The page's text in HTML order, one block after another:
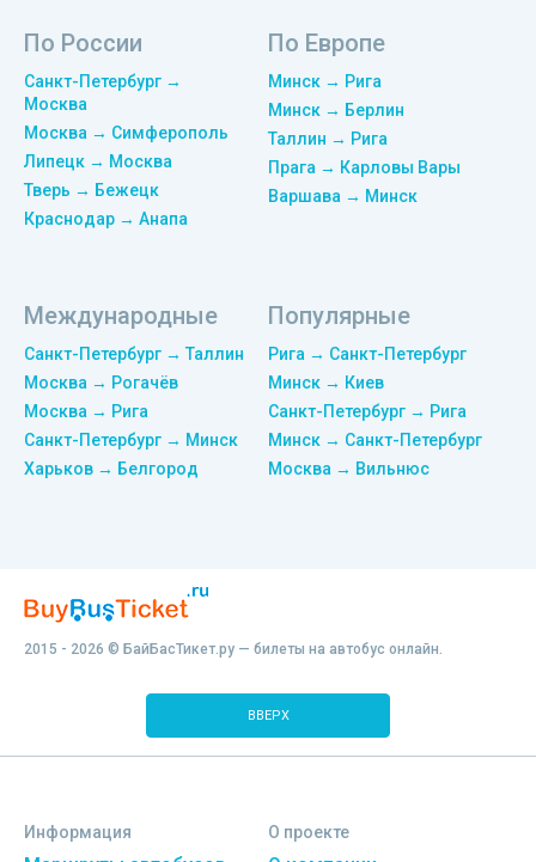
По России
Санкт-Петербург →
Москва
Москва → Симферополь
Липецк → Москва
Тверь → Бежецк
Краснодар → Анапа
По Европе
Минск → Рига
Минск → Берлин
Таллин → Рига
Прага → Карловы Вары
Варшава → Минск
Международные
Санкт-Петербург → Таллин
Москва → Рогачёв
Москва → Рига
Санкт-Петербург → Минск
Харьков → Белгород
Популярные
Рига → Санкт-Петербург
Минск → Киев
Санкт-Петербург → Рига
Минск → Санкт-Петербург
Москва → Вильнюс
2015 - 2026 © БайБасТикет.ру — билеты на автобус онлайн.
ВВЕРХ
Информация О проекте